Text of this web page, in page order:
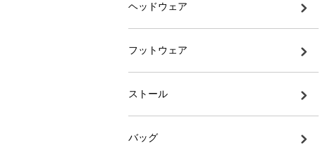
ヘッドウェア
フットウェア
ストール
バッグ